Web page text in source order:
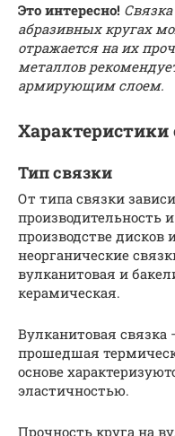
Это интересно!
абразивных кругах
отражается на их
металлов
армирующим слоем.
Тип связки
От типа связки
производительность
производстве дисков
неорганические
вулканитовая и
керамическая.
Вулканитовая связка
прошедшая
основе
эластичностью.
Прочность круга на